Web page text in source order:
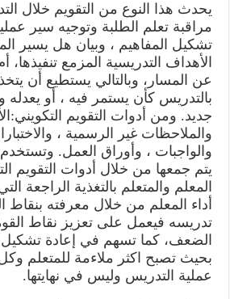
يحدث هذا النوع من التقويم خلال
مراقبة تعلم الطلبة وتوجيه سير
تشكيل المفاهيم ، وبيان هل يسير
الأهداف التدريسية المزمع
عن المسار، وبالتالي يستطيع أن
بالتدريس كأن يستمر فيه ، أو يعدله
جديد. ومن أدوات التقويم
والملاحظات غير الرسمية ،
والواجبات ، وأوراق العمل.
يتم جمعها من خلال أدوات التقويم
المعلم والمتعلم بالتغذية
أداء المعلم من خلال معرفته
تدريسه فيعمل على تعزيز نقاط
الضعف، كما تسهم في إعادة تشكيل
بحيث تصبح اكثر ملاءمة للمتعلم وكل
عملية التدريس وليس في نهايتها.